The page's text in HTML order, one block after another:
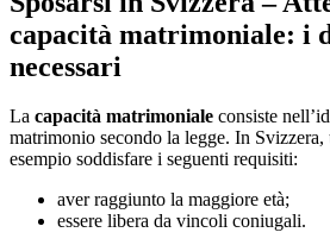
capacità matrimoniale: i
necessari
La capacità matrimoniale consiste
matrimonio secondo la legge. In Svizzera,
esempio soddisfare i seguenti requisiti:
aver raggiunto la maggiore età;
essere libera da vincoli coniugali.